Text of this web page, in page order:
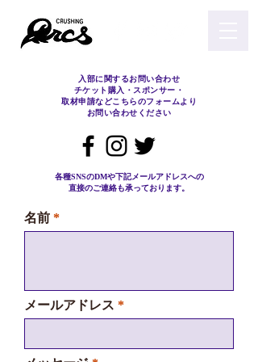
入部に関するお問い合わせ
チケット購入・スポンサー・
取材申請などこちらのフォームより
お問い合わせください
各種SNSのDMや下記メールアドレスへの
直接のご連絡も​承っております。
名前
メールアドレス